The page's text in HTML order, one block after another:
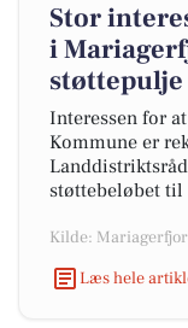
Stor
i
støttepulje
Interessen for
Kommune er
støttebeløbet til
Kilde:
Læs hele